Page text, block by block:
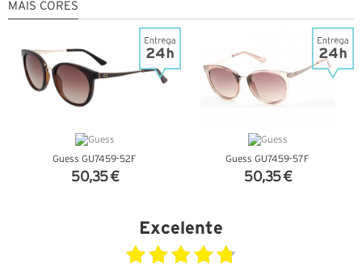
MAIS CORES
Guess GU7459-52F
50,35 €
Guess GU7459-57F
50,35 €
Excelente